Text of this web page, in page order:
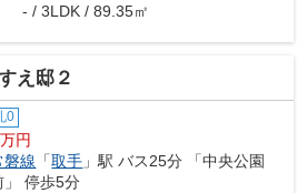
- / 3LDK / 89.35㎡
え邸２
0
万円
磐線 「取手 」駅 バス25分 「中央公園
」 停歩5分